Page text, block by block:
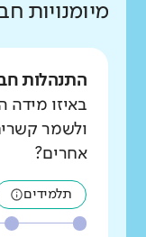
מיומנויות
התנהלות
באיזו מידה
ולשמר
אחרים?
תלמידים